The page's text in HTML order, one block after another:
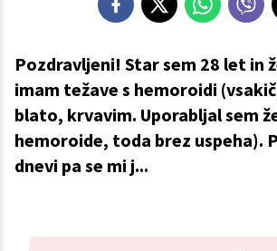
Pozdravljeni! Star sem 28 let in
imam težave s hemoroidi
blato, krvavim. Uporabljal sem
hemoroide, toda brez uspeha).
dnevi pa se mi j...